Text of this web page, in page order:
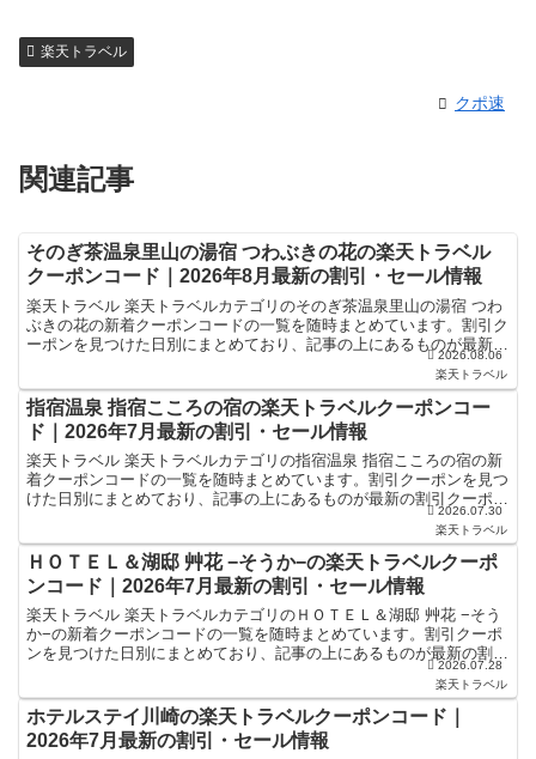
楽天トラベル
クポ速
関連記事
そのぎ茶温泉里山の湯宿 つわぶきの花の楽天トラベル
クーポンコード｜2026年8月最新の割引・セール情報
楽天トラベル 楽天トラベルカテゴリのそのぎ茶温泉里山の湯宿 つわ
ぶきの花の新着クーポンコードの一覧を随時まとめています。割引ク
ーポンを見つけた日別にまとめており、記事の上にあるものが最新の
割引クーポンになります。ホテル・旅館宿泊の予約などで...2026.08.06
楽天トラベル
指宿温泉 指宿こころの宿の楽天トラベルクーポンコー
ド｜2026年7月最新の割引・セール情報
楽天トラベル 楽天トラベルカテゴリの指宿温泉 指宿こころの宿の新
着クーポンコードの一覧を随時まとめています。割引クーポンを見つ
けた日別にまとめており、記事の上にあるものが最新の割引クーポン
になります。ホテル・旅館宿泊の予約などで使えるクーポ...2026.07.30
楽天トラベル
ＨＯＴＥＬ＆湖邸 艸花 −そうか−の楽天トラベルクーポ
ンコード｜2026年7月最新の割引・セール情報
楽天トラベル 楽天トラベルカテゴリのＨＯＴＥＬ＆湖邸 艸花 −そう
か−の新着クーポンコードの一覧を随時まとめています。割引クーポ
ンを見つけた日別にまとめており、記事の上にあるものが最新の割引
クーポンになります。ホテル・旅館宿泊の予約などで使... 2026.07.28
楽天トラベル
ホテルステイ川崎の楽天トラベルクーポンコード｜
2026年7月最新の割引・セール情報